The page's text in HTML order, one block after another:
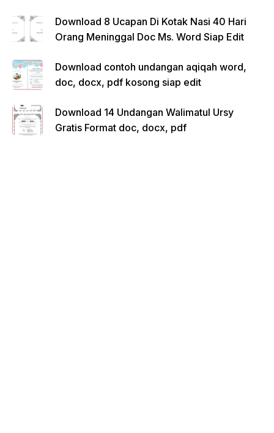
Download 8 Ucapan Di Kotak Nasi 40 Hari
Orang Meninggal Doc Ms. Word Siap Edit
Download contoh undangan aqiqah word,
doc, docx, pdf kosong siap edit
Download 14 Undangan Walimatul Ursy
Gratis Format doc, docx, pdf